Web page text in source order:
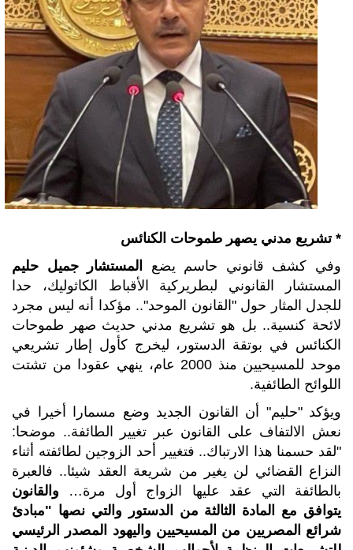
* تشريع مدني يصهر طموحات الكنائس
وفي كشف قانوني حاسم يضع
المستشار جميل حليم
المستشار القانوني لبطريركية الأقباط الكاثوليك، حدا
للجدل المثار حول "القانون الموحد".. مؤكدا أنه ليس مجرد
لائحة كنسية.. بل هو تشريع مدني حديث صهر طموحات
الكنائس في بوتقة الدستور، ليخرج كأول إطار تشريعي
موحد للمسيحيين منذ 2000 عام، ينهي عقودا من تشتت
اللوائح الطائفية.
ويؤكد "حليم" أن القانون الجديد وضع مسمارا أخيرا في
نعش الالتفاف على القانون عبر تغيير الطائفة.. موضحا:
"لقد حسمنا هذا الارتباك.. فتغيير أحد الزوجين لطائفته أثناء
النزاع القضائي لن يغير من شريعة العقد شيئا.. فالعبرة
بالطائفة التي عقد عليها الزواج أول مرة… والقانون
يتوافق مع المادة الثالثة من الدستور والتي نصها "مبادئ
شرائع المصريين من المسيحيين واليهود المصدر الرئيسي